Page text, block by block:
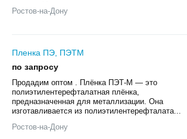
Ростов-на-Дону
Пленка ПЭ, ПЭТМ
по запросу
Продадим оптом . Плёнка ПЭТ-М — это
полиэтилентерефталатная плёнка,
предназначенная для металлизации. Она
изготавливается из полиэтилентерефталата...
Ростов-на-Дону